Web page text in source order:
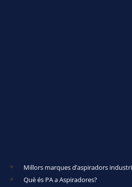
Millors marques d’aspiradors
Què és PA a Aspiradores?